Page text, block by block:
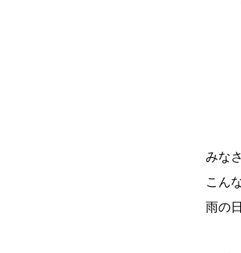
みな
こん